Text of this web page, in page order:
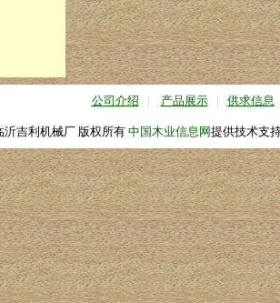
公司介绍 | 产品展示 | 供求信息
沂吉利机械厂 版权所有 中国木业信息网提供技术支